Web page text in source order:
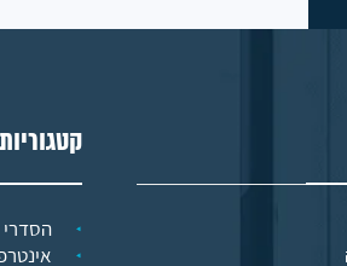
הסדרי